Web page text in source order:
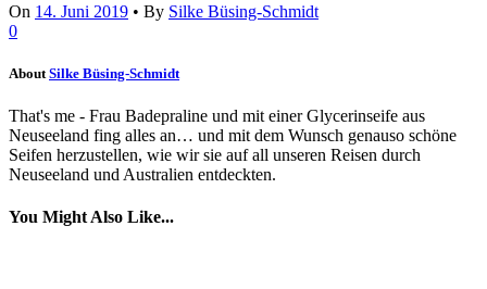
On 14. Juni 2019 • By Silke Büsing-Schmidt
0
About Silke Büsing-Schmidt
That's me - Frau Badepraline und mit einer Glycerinseife aus
Neuseeland fing alles an… und mit dem Wunsch genauso schöne
Seifen herzustellen, wie wir sie auf all unseren Reisen durch
Neuseeland und Australien entdeckten.
You Might Also Like...